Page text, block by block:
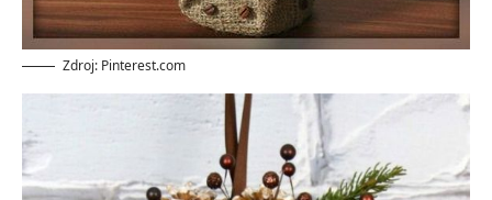
Zdroj: Pinterest.com